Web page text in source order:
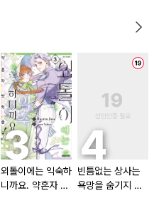
외톨이에는 익숙하
니까요. 약혼자 방
빈틈없는 상사는
욕망을 숨기지 않